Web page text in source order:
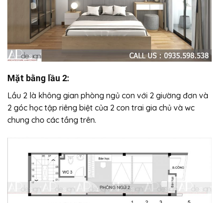
Mặt bằng lầu 2:
Lầu 2 là không gian phòng ngủ con với 2 giường đơn và
2 góc học tập riêng biệt của 2 con trai gia chủ và wc
chung cho các tầng trên.